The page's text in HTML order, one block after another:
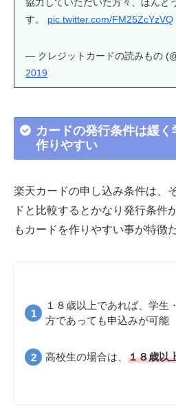
す。 pic.twitter.com/FM25ZcYzVQ
— クレジットカードの読みもの
2019
カードの発行条件は緩
作りやすい
楽天カードの申し込み条件は、
ドと比較するとかなり発行条件
もカードを作りやすい事が特徴
１８歳以上であれば、学生
方であっても申込みが可能
高校生の場合は、１８歳以